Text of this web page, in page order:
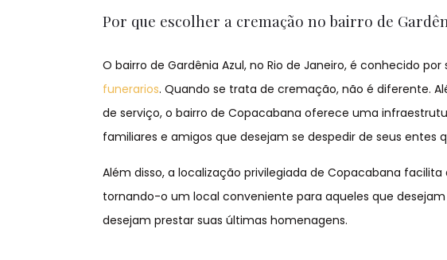
Por que escolher a cremação no bairro de
O bairro de Gardênia Azul, no Rio de Janeiro, é conhecido
funerarios. Quando se trata de cremação, não é diferente.
de serviço, o bairro de Copacabana oferece uma
familiares e amigos que desejam se despedir de seus entes
Além disso, a localização privilegiada de Copacabana
tornando-o um local conveniente para aqueles que
desejam prestar suas últimas homenagens.